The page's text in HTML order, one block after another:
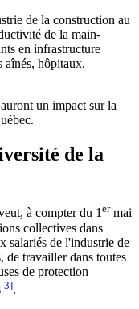
de la construction au
de la main-
en infrastructure
aînés, hôpitaux,
un impact sur la
de la
à compter du 1ermai
collectives dans
salariés de l'industrie de
de travailler dans toutes
de protection
[3].